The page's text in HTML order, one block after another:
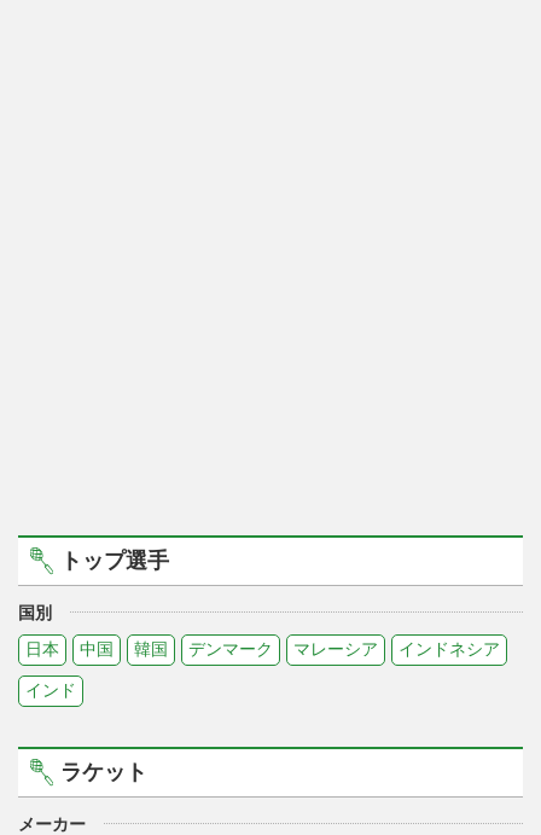
トップ選手
国別
日本
中国 韓国 デンマーク マレーシア インドネシア
インド
ラケット
メーカー